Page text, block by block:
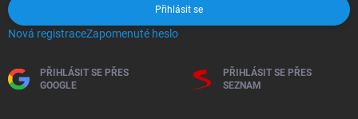
Přihlásit se
Nová registraceZapomenuté heslo
PŘIHLÁSIT SE PŘES
GOOGLE
PŘIHLÁSIT SE PŘES
SEZNAM